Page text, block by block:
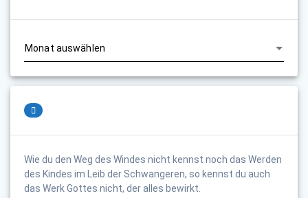
Wie du den Weg des Windes nicht kennst noch das Werden
des Kindes im Leib der Schwangeren, so kennst du auch
das Werk Gottes nicht, der alles bewirkt.